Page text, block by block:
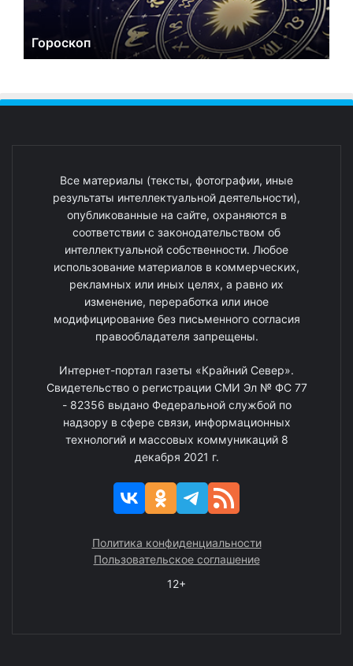
Гороскоп
Все материалы (тексты, фотографии, иные
результаты интеллектуальной деятельности),
опубликованные на сайте, охраняются в
соответствии с законодательством об
интеллектуальной собственности. Любое
использование материалов в коммерческих,
рекламных или иных целях, а равно их
изменение, переработка или иное
модифицирование без письменного согласия
правообладателя запрещены.
Интернет-портал газеты «Крайний Север».
Свидетельство о регистрации СМИ Эл № ФС 77
- 82356 выдано Федеральной службой по
надзору в сфере связи, информационных
технологий и массовых коммуникаций 8
декабря 2021 г.
Политика конфиденциальности
Пользовательское соглашение
12+